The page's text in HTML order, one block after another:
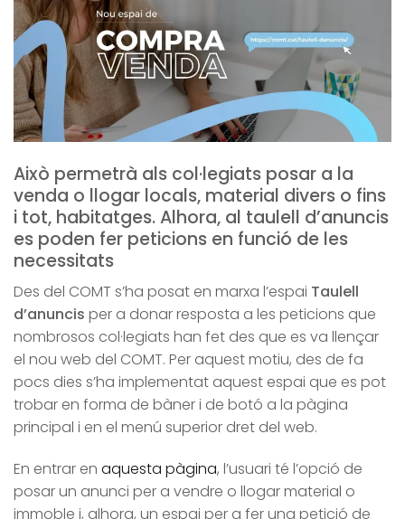
Això permetrà als col·legiats posar a la
venda o llogar locals, material divers o fins
i tot, habitatges. Alhora, al taulell d’anuncis
es poden fer peticions en funció de les
necessitats
Des del COMT s’ha posat en marxa l’espai Taulell
d’anuncis per a donar resposta a les peticions que
nombrosos col·legiats han fet des que es va llençar
el nou web del COMT. Per aquest motiu, des de fa
pocs dies s’ha implementat aquest espai que es pot
trobar en forma de bàner i de botó a la pàgina
principal i en el menú superior dret del web.
En entrar en aquesta pàgina, l’usuari té l’opció de
posar un anunci per a vendre o llogar material o
immoble i, alhora, un espai per a fer una petició de